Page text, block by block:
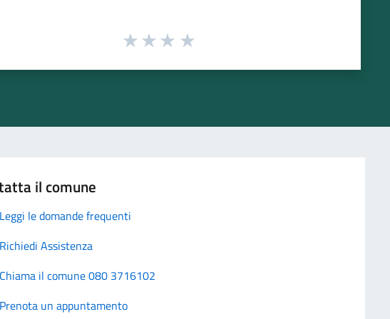
il comune
Leggi le domande frequenti
Richiedi Assistenza
Chiama il comune 080 3716102
Prenota un appuntamento